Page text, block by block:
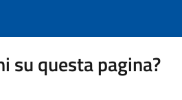
su questa pagina?